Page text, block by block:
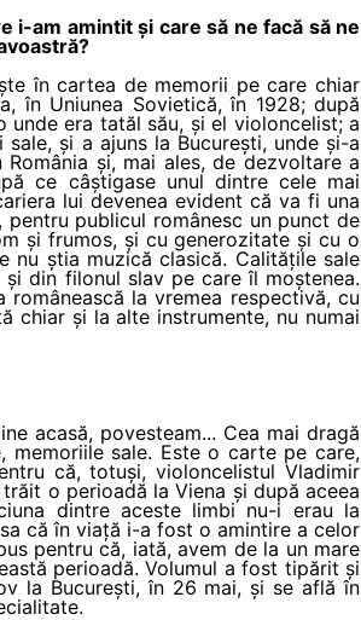
i-am amintit și care să ne facă să ne
în cartea de memorii pe care chiar
în Uniunea Sovietică, în 1928; după
era tatăl său, și el violoncelist; a
și a ajuns la București, unde și-a
și, mai ales, de dezvoltare a
ce câștigase unul dintre cele mai
lui devenea evident că va fi una
publicul românesc un punct de
și frumos, și cu generozitate și cu o
nu știa muzică clasică. Calitățile sale
din filonul slav pe care îl moștenea.
la vremea respectivă, cu
chiar și la alte instrumente, nu numai
acasă, povesteam... Cea mai dragă
sale. Este o carte pe care,
că, totuși, violoncelistul Vladimir
o perioadă la Viena și după aceea
dintre aceste limbi nu-i erau la
că în viață i-a fost o amintire a celor
pentru că, iată, avem de la un mare
perioadă. Volumul a fost tipărit și
la București, în 26 mai, și se află în